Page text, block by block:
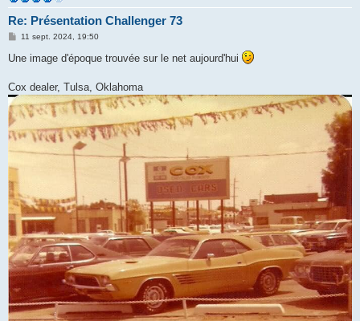
Re: Présentation Challenger 73
M
s
s
g
e
11 sept. 2024, 19:50
Une image d'époque trouvée sur le net aujourd'hui
Cox dealer, Tulsa, Oklahoma